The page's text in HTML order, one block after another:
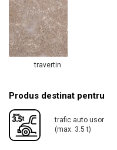
travertin
Produs destinat pentru
trafic auto usor
(max. 3.5 t)